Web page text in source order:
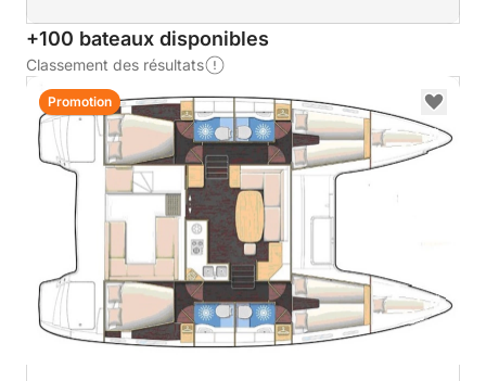
+100 bateaux disponibles
Classement des résultats
Promotion